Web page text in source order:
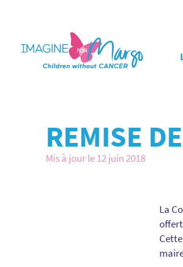
REMISE
Mis à jour le 12 juin 2018
La